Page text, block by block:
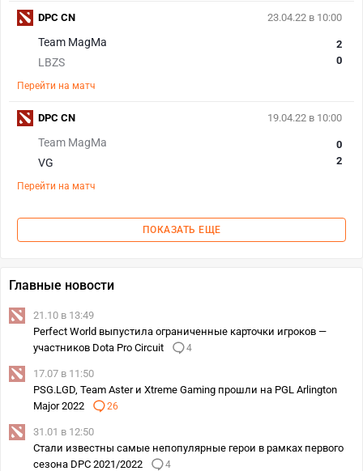
23.04.22 в 10:00
Team MagMa
LBZS
2
0
Перейти на матч
DPC CN
19.04.22 в 10:00
Team MagMa
VG
0
2
Перейти на матч
DPC CN
ПОКАЗАТЬ ЕЩЕ
Главные новости
21.10 в 13:49
Perfect World выпустила ограниченные карточки игроков —
участников Dota Pro Circuit
4
17.07 в 11:50
PSG.LGD, Team Aster и Xtreme Gaming прошли на PGL Arlington
Major 2022
26
31.01 в 12:50
Стали известны самые непопулярные герои в рамках первого
сезона DPC 2021/2022
4